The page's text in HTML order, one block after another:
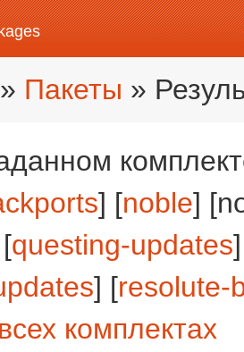
» Пакеты »
] [noble]
questing-updates
] [resolute-
всех комплектах